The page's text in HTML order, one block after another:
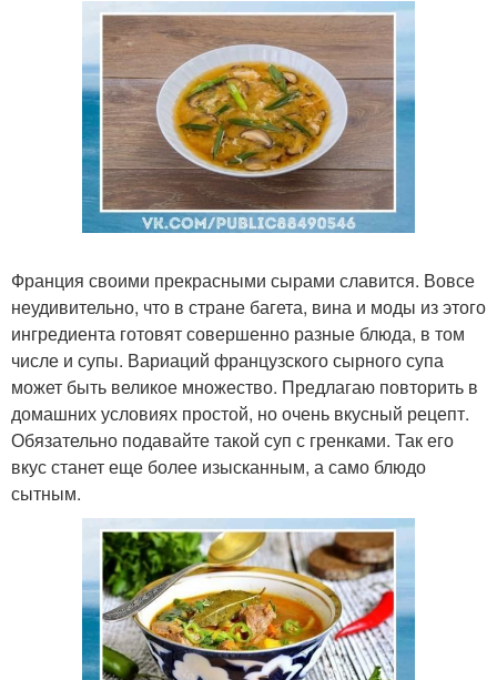
Франция своими прекрасными сырами славится. Вовсе
неудивительно, что в стране багета, вина и моды из этого
ингредиента готовят совершенно разные блюда, в том
числе и супы. Вариаций французского сырного супа
может быть великое множество. Предлагаю повторить в
домашних условиях простой, но очень вкусный рецепт.
Обязательно подавайте такой суп с гренками. Так его
вкус станет еще более изысканным, а само блюдо
сытным.